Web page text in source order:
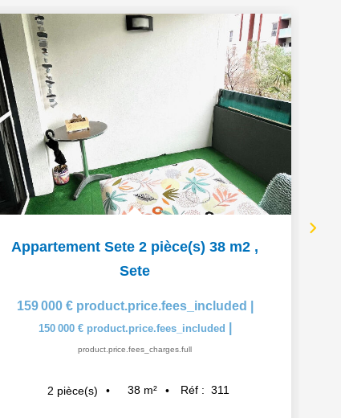
Appartement Sete 2 pièce(s) 38 m2 ,
Sete
159 000 € product.price.fees_included
150 000 € product.price.fees_included
product.price.fees_charges.full
2 pièce(s) 38 m² Réf : 311